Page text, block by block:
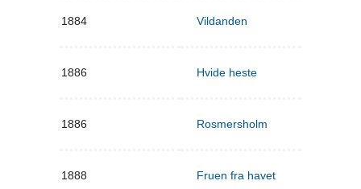
1884 Vildanden
1886 Hvide heste
1886 Rosmersholm
1888 Fruen fra havet